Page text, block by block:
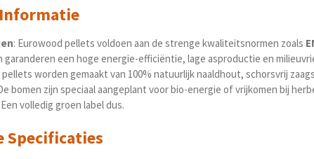
: Eurowood pellets voldoen aan de strenge kwaliteitsnormen zoals
een hoge energie-efficiëntie, lage asproductie en
pellets worden gemaakt van 100% natuurlijk naaldhout, schorsvrij
bomen zijn speciaal aangeplant voor bio-energie of vrijkomen bij
Een volledig groen label dus.
Specificaties